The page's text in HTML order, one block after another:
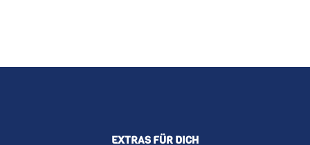
EXTRAS FÜR DICH